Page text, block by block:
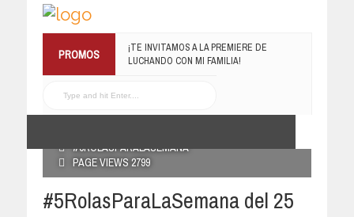
PROMOS
¡TE INVITAMOS A LA PREMIERE DE
LUCHANDO CON MI FAMILIA!
REGALA EL COMPILADO
#ELRECOMENDADOVOL4
POSTED BY RECONOCE MX
#5ROLASPARALASEMANA
PAGE VIEWS 2799
#5RolasParaLaSemana del 25